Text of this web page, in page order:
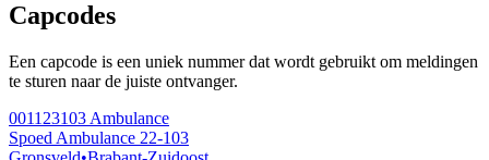
Capcodes
Een capcode is een uniek nummer dat wordt gebruikt om meldingen
te sturen naar de juiste ontvanger.
001123103 Ambulance
Spoed Ambulance 22-103